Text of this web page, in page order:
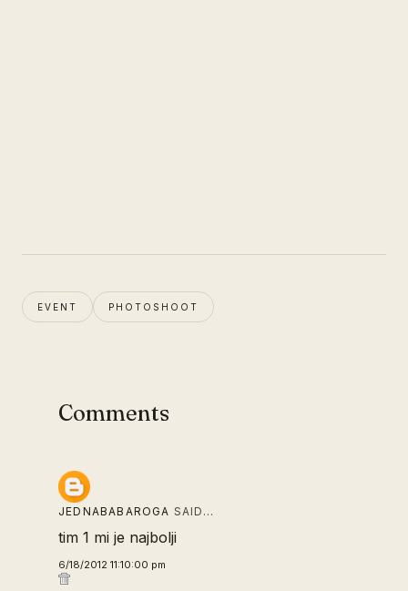
EVENT PHOTOSHOOT
Comments
JEDNABABAROGA SAID…
tim 1 mi je najbolji
6/18/2012 11:10:00 pm